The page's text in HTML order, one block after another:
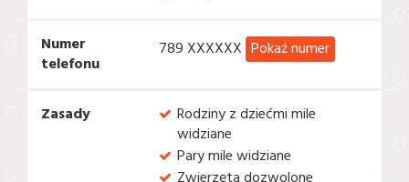
Numer
telefonu
789 XXXXXX Pokaż numer
Zasady
Rodziny z dziećmi mile
widziane
Pary mile widziane